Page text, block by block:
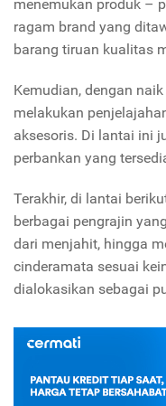
menemukan produk –
ragam brand yang
barang tiruan kualitas
Kemudian, dengan
melakukan
aksesoris. Di lantai ini
perbankan yang
Terakhir, di lantai
berbagai pengrajin
dari menjahit, hingga
cinderamata sesuai
dialokasikan sebagai